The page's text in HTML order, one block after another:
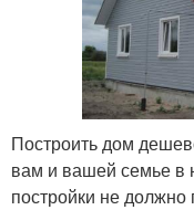
Построить дом
вам и вашей семье в
постройки не должно